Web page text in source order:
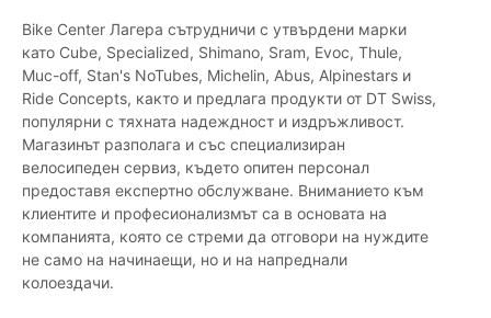
Bike Center Лагера сътрудничи с утвърдени марки
като Cube, Specialized, Shimano, Sram, Evoc, Thule,
Muc-off, Stan's NoTubes, Michelin, Abus, Alpinestars и
Ride Concepts, както и предлага продукти от DT Swiss,
популярни с тяхната надеждност и издръжливост.
Магазинът разполага и със специализиран
велосипеден сервиз, където опитен персонал
предоставя експертно обслужване. Вниманието към
клиентите и професионализмът са в основата на
компанията, която се стреми да отговори на нуждите
не само на начинаещи, но и на напреднали
колоездачи.